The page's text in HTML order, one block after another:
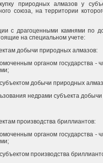
природных алмазов у
союза, на территории
с драгоценными камнями по
на специальном учете:
добычи природных алмазов:
органом государства
добычи природных
недрами субъекта
производства бриллиантов:
органом государства
производства